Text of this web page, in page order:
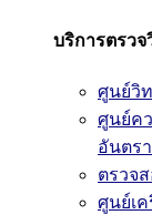
บริการตรว
ศูนย์วิ
ศูนย์ค
อันตร
ตรวจ
ศูนย์เ